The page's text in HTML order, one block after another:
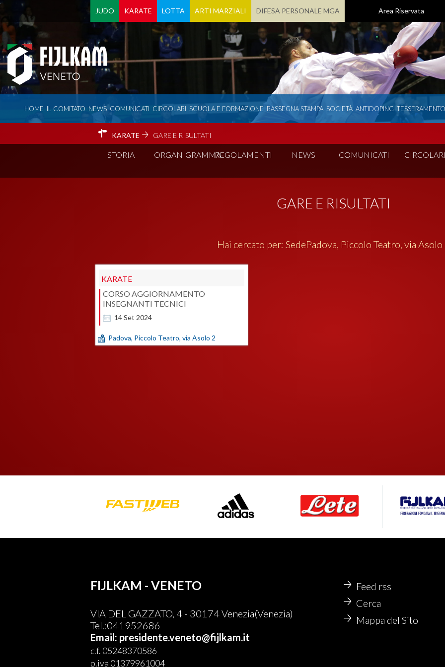
JUDO KARATE LOTTA ARTI MARZIALI DIFESA PERSONALE MGA Area Riservata
HOME IL COMITATO NEWS COMUNICATI CIRCOLARI SCUOLA E FORMAZIONE RASSEGNA STAMPA SOCIETÀ ANTIDOPING TESSERAMENTO
KARATE GARE E RISULTATI
STORIA ORGANIGRAMMAREGOLAMENTI NEWS COMUNICATI
GARE E RISULTATI
Hai cercato per: SedePadova, Piccolo Teatro, via Asolo
KARATE
14Set 2024
CORSO AGGIORNAMENTO
INSEGNANTI TECNICI
Padova, Piccolo Teatro, via Asolo 2
FIJLKAM - VENETO
VIA DEL GAZZATO, 4 - 30174 Venezia(Venezia)
Tel.:041952686
Email: presidente.veneto@fijlkam.it
c.f. 05248370586
p.iva 01379961004
Feed rss
Cerca
Mappa del Sito